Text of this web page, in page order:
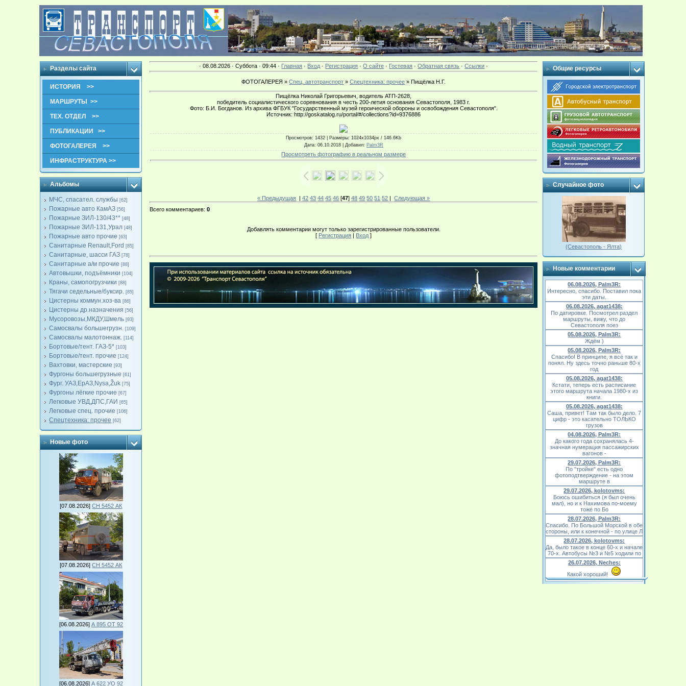
Разделы сайта
ИСТОРИЯ >>
МАРШРУТЫ >>
ТЕХ. ОТДЕЛ >>
ПУБЛИКАЦИИ >>
ФОТОГАЛЕРЕЯ >>
ИНФРАСТРУКТУРА >>
Альбомы
МЧС, спасател. службы [62]
Пожарные авто КамАЗ [56]
Пожарные ЗИЛ-130/43** [48]
Пожарные ЗИЛ-131,Урал [48]
Пожарные авто прочие [63]
Санитарные Renault,Ford [85]
Санитарные, шасси ГАЗ [78]
Санитарные а/м прочие [88]
Автовышки, подъёмники [104]
Краны, самопогрузчики [88]
Тягачи седельные/буксир. [85]
Цистерны коммун.хоз-ва [86]
Цистерны др.назначения [56]
Мусоровозы,МКДУ,Шмель [93]
Самосвалы большегрузн. [109]
Самосвалы малотоннаж. [114]
Бортовые/тент. ГАЗ-5* [103]
Бортовые/тент. прочие [124]
Вахтовки, мастерские [93]
Фургоны большегрузные [61]
Фург. УАЗ,ЕрАЗ,Nysa,Žuk [75]
Фургоны лёгкие прочие [67]
Легковые УВД,ДПС,ГАИ [65]
Легковые спец. прочие [106]
Спецтехника: прочее [62]
Новые фото
[07.08.2026]СН 5452 АК
[07.08.2026]СН 5452 АК
[06.08.2026] А 895 ОТ 92
[06.08.2026] А 622 УО 92
· 08.08.2026 · Суббота · 09:44 · Главная · Вход · Регистрация ·О сайте · Гостевая ·Обратная связь ·Ссылки ·
ФОТОГАЛЕРЕЯ »Спец. автотранспорт »Спецтехника: прочее » Пищёлка Н.Г.
Пищёлка Николай Григорьевич, водитель АТП-2628,
победитель социалистического соревнования в честь 200-летия основания Севастополя, 1983 г.
Фото: Б.И. Богданов. Из архива ФГБУК "Государственный музей героической обороны и освобождения Севастополя".
Источник: http://goskatalog.ru/portal/#/collections?id=9376886
Просмотров: 1432 | Размеры: 1024x1034px / 146.6Kb
Дата: 06.10.2018 | Добавил: Palm3R
Просмотреть фотографию в реальном размере
« Предыдущая |42 43 44 45 46 [47]48 49 50 51 52 |Следующая »
Всего комментариев:0
Добавлять комментарии могут только зарегистрированные пользователи.
[ Регистрация | Вход ]
Общие ресурсы
Случайное фото
(Севастополь - Ялта)
Новые комментарии
06.08.2026, Palm3R:
Интересно, спасибо. Поставил пока
эти даты.
06.08.2026, agat1438:
По датировке. Посмотрел раздел
маршруты, вижу, что до
Севастополя поез
05.08.2026, Palm3R:
Ждём )
05.08.2026, Palm3R:
Спасибо! В принципе, я всё так и
понял. Ну здесь точно раньше 80-х
год
05.08.2026, agat1438:
Кстати, теперь есть расписание
этого маршрута начала 1980-х из
книги.
05.08.2026, agat1438:
Саша, привет! Там так было дело. 7
цифр - это касательно ТОЛЬКО
грузов
04.08.2026, Palm3R:
До какого года сохранялась 4-
значная нумерация пассажирских
вагонов -
29.07.2026, Palm3R:
По "тройке" есть одно
фотоподтверждение - на этом
маршруте в
29.07.2026, kolotovms:
Боюсь ошибиться (я был очень
мал), но и к Нахимова по-моему
тоже по Бо
28.07.2026, Palm3R:
Спасибо. По Большой Морской в обе
стороны, или к конечной - по улице Л
28.07.2026, kolotovms:
Да, было такое в конце 60-х и начале
70-х. Автобусы №3 и №5 ходили по
26.07.2026, Neches:
Какой хороший!